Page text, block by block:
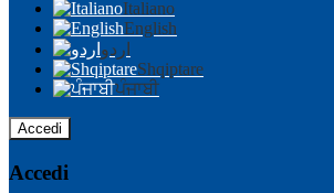
Italiano
English
اردو
Shqiptare
ਪੰਜਾਬੀ
Accedi
Accedi